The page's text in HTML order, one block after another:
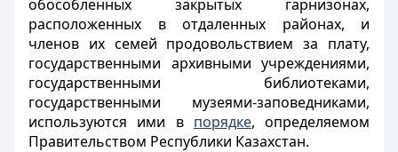
обособленных закрытых гарнизонах,
расположенных в отдаленных районах, и
членов их семей продовольствием за плату,
государственными архивными учреждениями,
государственными библиотеками,
государственными музеями-заповедниками,
используются ими в порядке, определяемом
Правительством Республики Казахстан.